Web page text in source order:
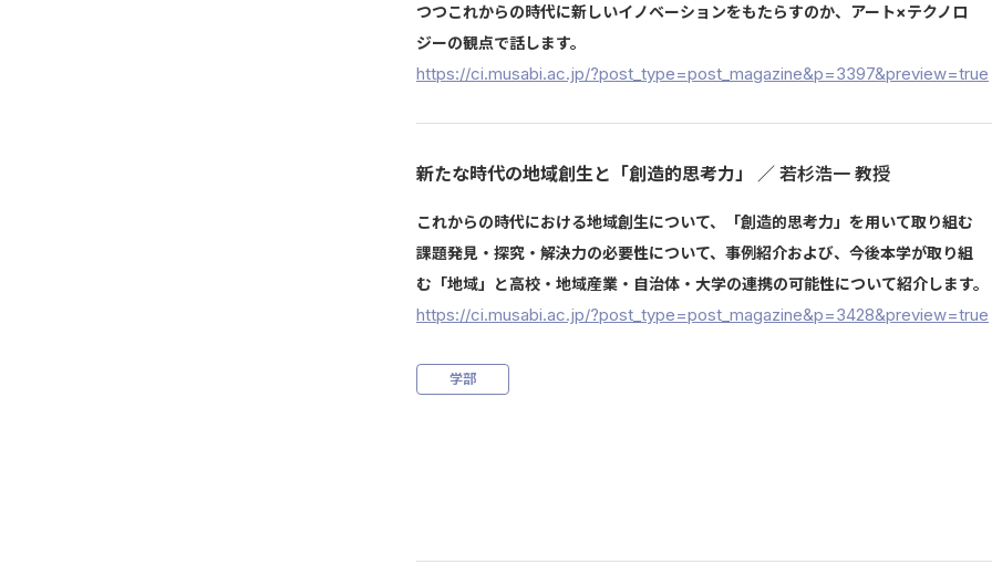
つつこれからの時代に新しいイノベーションをもたらすのか、アート×テクノロ
ジーの観点で話します。
https://ci.musabi.ac.jp/?post_type=post_magazine&p=3397&preview=true
新たな時代の地域創生と「創造的思考力」 ／ 若杉浩一 教授
これからの時代における地域創生について、「創造的思考力」を用いて取り組む
課題発見・探究・解決力の必要性について、事例紹介および、今後本学が取り組
む「地域」と高校・地域産業・自治体・大学の連携の可能性について紹介します。
https://ci.musabi.ac.jp/?post_type=post_magazine&p=3428&preview=true
学部